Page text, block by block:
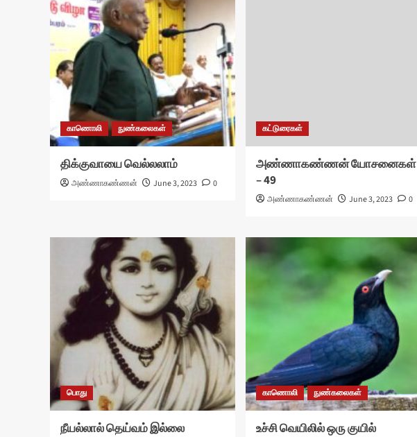
காணொலி நுண்கலைகள்
திக்குவாயை வெல்லலாம்
அண்ணாகண்ணன் June 3, 2023 0
கட்டுரைகள்
அண்ணாகண்ணன் யோசனைகள்
– 49
அண்ணாகண்ணன் June 3, 2023 0
பொது
நீயல்லால் தெய்வம் இல்லை
காணொலி நுண்கலைகள்
உச்சி வெயிலில் ஒரு குயில்